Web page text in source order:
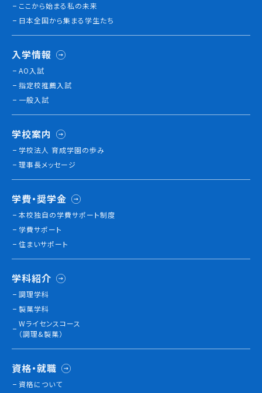
ここから始まる私の未来
日本全国から集まる学生たち
入学情報
AO入試
指定校推薦入試
一般入試
学校案内
学校法人 育成学園の歩み
理事長メッセージ
学費・奨学金
本校独⾃の学費サポート制度
学費サポート
住まいサポート
学科紹介
調理学科
製菓学科
Wライセンスコース
（調理&製菓）
資格・就職
資格について